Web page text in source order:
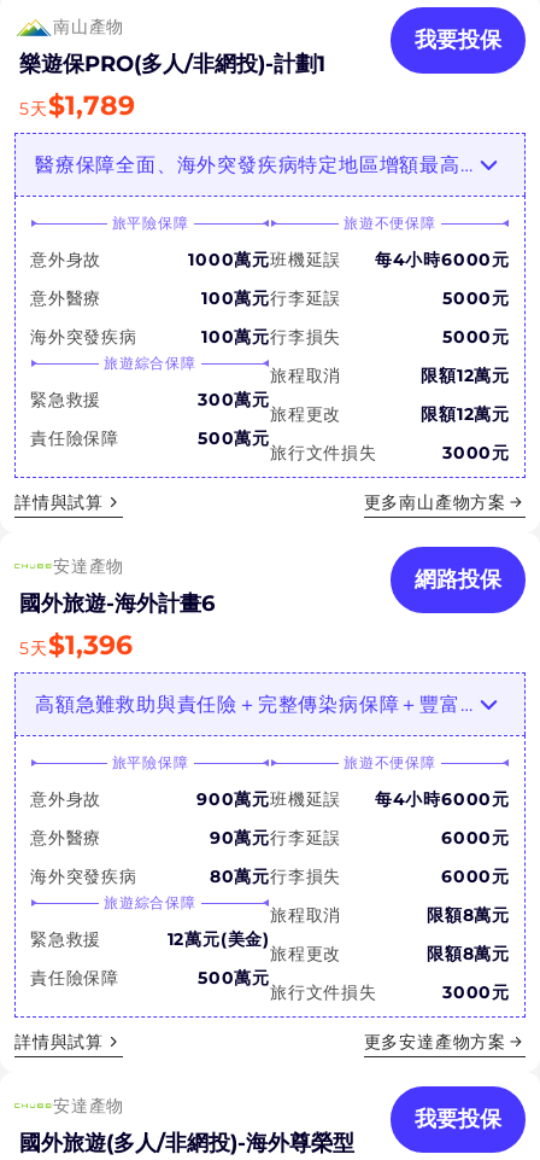
南山產物
樂遊保PRO(多人/非網投)-計劃1
我要投保
5天$1,789
醫療保障全面、海外突發疾病特定地區增額最高3倍，急診額度高
旅平險保障
意外身故
1000萬元
意外醫療
100萬元
海外突發疾病
100萬元
旅遊綜合保障
緊急救援
300萬元
責任險保障
500萬元
旅遊不便保障
班機延誤
每4小時6000元
行李延誤
5000元
行李損失
5000元
旅程取消
限額12萬元
旅程更改
限額12萬元
旅行文件損失
3000元
詳情與試算 更多南山產物方案
安達產物
國外旅遊-海外計畫6
網路投保
5天$1,396
高額急難救助與責任險＋完整傳染病保障＋豐富個人財物/居家保障！
旅平險保障
意外身故
900萬元
意外醫療
90萬元
海外突發疾病
80萬元
旅遊綜合保障
緊急救援
12萬元(美金)
責任險保障
500萬元
旅遊不便保障
班機延誤
每4小時6000元
行李延誤
6000元
行李損失
6000元
旅程取消
限額8萬元
旅程更改
限額8萬元
旅行文件損失
3000元
詳情與試算 更多安達產物方案
安達產物
國外旅遊(多人/非網投)-海外尊榮型
我要投保